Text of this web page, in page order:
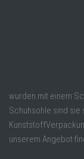
wurden mit einem
Schuhsohle sind sie
unserem Angebot